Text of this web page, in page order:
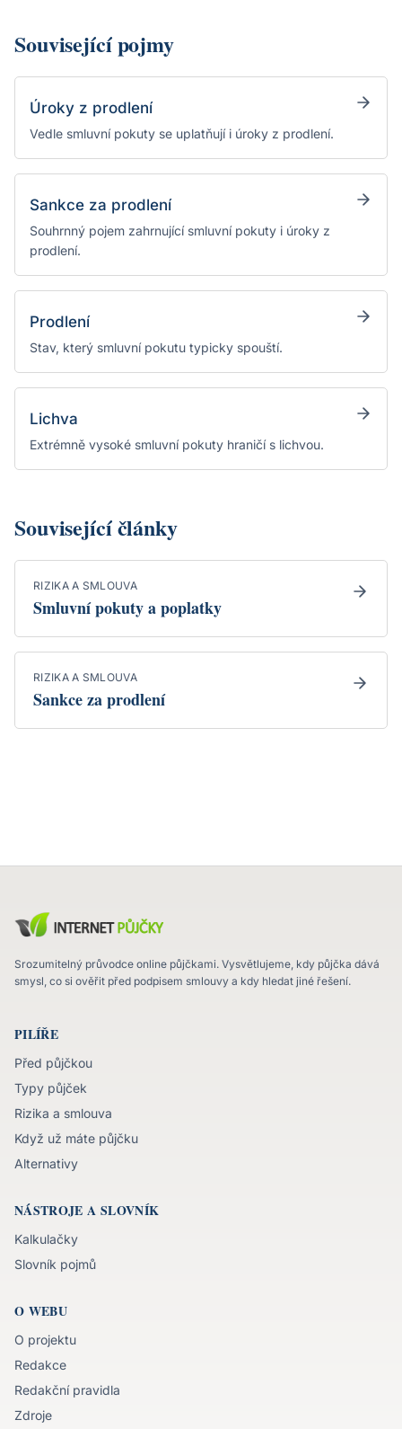
Související pojmy
Úroky z prodlení
Vedle smluvní pokuty se uplatňují i úroky z prodlení.
Sankce za prodlení
Souhrnný pojem zahrnující smluvní pokuty i úroky z
prodlení.
Prodlení
Stav, který smluvní pokutu typicky spouští.
Lichva
Extrémně vysoké smluvní pokuty hraničí s lichvou.
Související články
RIZIKA A SMLOUVA
Smluvní pokuty a poplatky
RIZIKA A SMLOUVA
Sankce za prodlení
Srozumitelný průvodce online půjčkami. Vysvětlujeme, kdy půjčka dává
smysl, co si ověřit před podpisem smlouvy a kdy hledat jiné řešení.
PILÍŘE
Před půjčkou
Typy půjček
Rizika a smlouva
Když už máte půjčku
Alternativy
NÁSTROJE A SLOVNÍK
Kalkulačky
Slovník pojmů
O WEBU
O projektu
Redakce
Redakční pravidla
Zdroje